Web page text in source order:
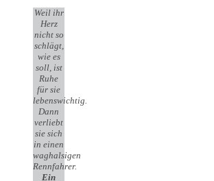
Weil ihr
Herz
nicht so
schlägt,
wie es
soll, ist
Ruhe
für sie
lebenswichtig.
Dann
verliebt
sie sich
in einen
waghalsigen
Rennfahrer.
Ein